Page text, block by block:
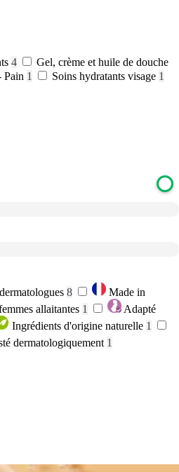
4
Gel, crème et huile de douche
Pain 1 Soins hydratants visage 1
8
Made in
allaitantes 1
Adapté
Ingrédients d'origine naturelle 1
dermatologiquement 1